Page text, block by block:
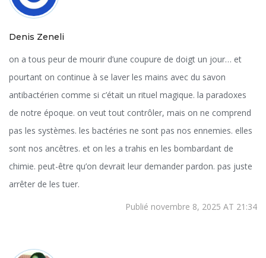
Denis Zeneli
on a tous peur de mourir d’une coupure de doigt un jour… et
pourtant on continue à se laver les mains avec du savon
antibactérien comme si c’était un rituel magique. la paradoxes
de notre époque. on veut tout contrôler, mais on ne comprend
pas les systèmes. les bactéries ne sont pas nos ennemies. elles
sont nos ancêtres. et on les a trahis en les bombardant de
chimie. peut-être qu’on devrait leur demander pardon. pas juste
arrêter de les tuer.
Publié novembre 8, 2025 AT 21:34